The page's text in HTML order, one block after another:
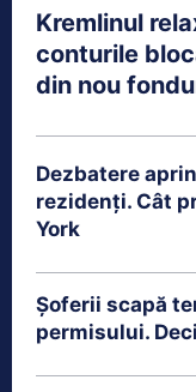
Kremlinul
conturile
din nou
Dezbatere
rezidenți. Cât
York
Șoferii scapă
permisului.